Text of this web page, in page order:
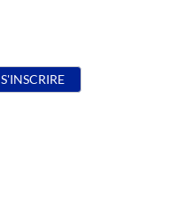
S'INSCRIRE